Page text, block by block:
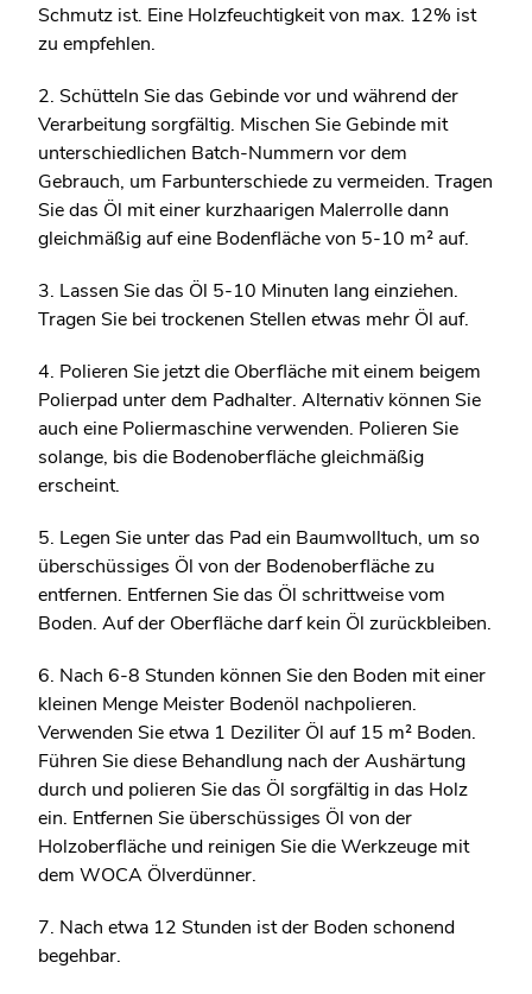
Schmutz ist. Eine Holzfeuchtigkeit von max. 12% ist
zu empfehlen.
2. Schütteln Sie das Gebinde vor und während der
Verarbeitung sorgfältig. Mischen Sie Gebinde mit
unterschiedlichen Batch-Nummern vor dem
Gebrauch, um Farbunterschiede zu vermeiden. Tragen
Sie das Öl mit einer kurzhaarigen Malerrolle dann
gleichmäßig auf eine Bodenfläche von 5-10 m² auf.
3. Lassen Sie das Öl 5-10 Minuten lang einziehen.
Tragen Sie bei trockenen Stellen etwas mehr Öl auf.
4. Polieren Sie jetzt die Oberfläche mit einem beigem
Polierpad unter dem Padhalter. Alternativ können Sie
auch eine Poliermaschine verwenden. Polieren Sie
solange, bis die Bodenoberfläche gleichmäßig
erscheint.
5. Legen Sie unter das Pad ein Baumwolltuch, um so
überschüssiges Öl von der Bodenoberfläche zu
entfernen. Entfernen Sie das Öl schrittweise vom
Boden. Auf der Oberfläche darf kein Öl zurückbleiben.
6. Nach 6-8 Stunden können Sie den Boden mit einer
kleinen Menge Meister Bodenöl nachpolieren.
Verwenden Sie etwa 1 Deziliter Öl auf 15 m² Boden.
Führen Sie diese Behandlung nach der Aushärtung
durch und polieren Sie das Öl sorgfältig in das Holz
ein. Entfernen Sie überschüssiges Öl von der
Holzoberfläche und reinigen Sie die Werkzeuge mit
dem WOCA Ölverdünner.
7. Nach etwa 12 Stunden ist der Boden schonend
begehbar.